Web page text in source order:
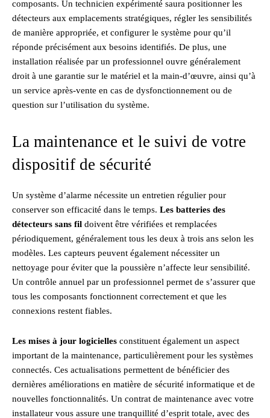
composants. Un technicien expérimenté saura positionner les
détecteurs aux emplacements stratégiques, régler les sensibilités
de manière appropriée, et configurer le système pour qu’il
réponde précisément aux besoins identifiés. De plus, une
installation réalisée par un professionnel ouvre généralement
droit à une garantie sur le matériel et la main-d’œuvre, ainsi qu’à
un service après-vente en cas de dysfonctionnement ou de
question sur l’utilisation du système.
La maintenance et le suivi de votre
dispositif de sécurité
Un système d’alarme nécessite un entretien régulier pour
conserver son efficacité dans le temps. Les batteries des
détecteurs sans fil doivent être vérifiées et remplacées
périodiquement, généralement tous les deux à trois ans selon les
modèles. Les capteurs peuvent également nécessiter un
nettoyage pour éviter que la poussière n’affecte leur sensibilité.
Un contrôle annuel par un professionnel permet de s’assurer que
tous les composants fonctionnent correctement et que les
connexions restent fiables.
Les mises à jour logicielles constituent également un aspect
important de la maintenance, particulièrement pour les systèmes
connectés. Ces actualisations permettent de bénéficier des
dernières améliorations en matière de sécurité informatique et de
nouvelles fonctionnalités. Un contrat de maintenance avec votre
installateur vous assure une tranquillité d’esprit totale, avec des